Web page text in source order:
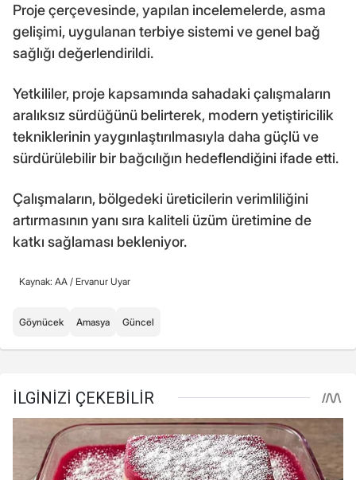
Proje çerçevesinde, yapılan incelemelerde, asma
gelişimi, uygulanan terbiye sistemi ve genel bağ
sağlığı değerlendirildi.
Yetkililer, proje kapsamında sahadaki çalışmaların
aralıksız sürdüğünü belirterek, modern yetiştiricilik
tekniklerinin yaygınlaştırılmasıyla daha güçlü ve
sürdürülebilir bir bağcılığın hedeflendiğini ifade etti.
Çalışmaların, bölgedeki üreticilerin verimliliğini
artırmasının yanı sıra kaliteli üzüm üretimine de
katkı sağlaması bekleniyor.
Kaynak: AA / Ervanur Uyar
Göynücek Amasya Güncel